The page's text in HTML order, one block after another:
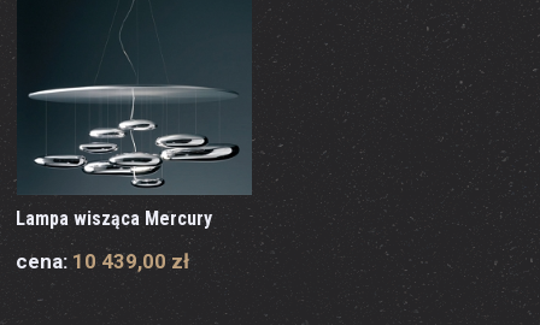
Lampa wisząca Mercury
cena: 10 439,00 zł